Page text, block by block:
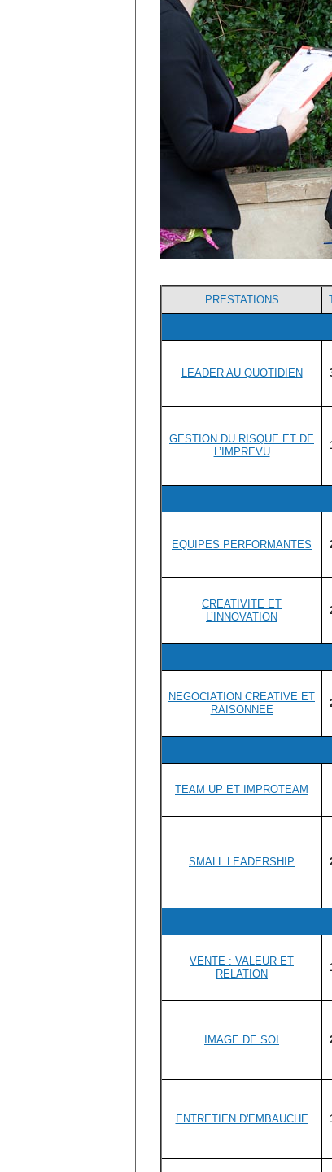
PRESTATIONS
LEADER AU QUOTIDIEN
GESTION DU RISQUE ET DE
L’IMPREVU
EQUIPES PERFORMANTES
CREATIVITE ET
L’INNOVATION
NEGOCIATION CREATIVE ET
RAISONNEE
TEAM UP ET IMPROTEAM
SMALL LEADERSHIP
VENTE : VALEUR ET
RELATION
IMAGE DE SOI
ENTRETIEN D'EMBAUCHE